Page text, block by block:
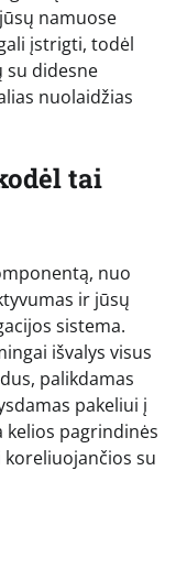
namuose
įstrigti, todėl
su didesne
nuolaidžias
tai
nuo
ir jūsų
sistema.
išvalys visus
palikdamas
pakeliui į
kelios pagrindinės
su